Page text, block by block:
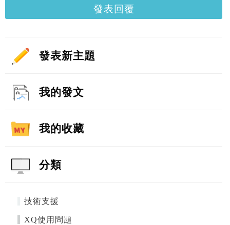
發表回覆
發表新主題
我的發文
我的收藏
分類
技術支援
XQ使用問題